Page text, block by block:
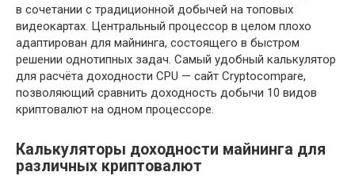
в сочетании с традиционной добычей на топовых
видеокартах. Центральный процессор в целом плохо
адаптирован для майнинга, состоящего в быстром
решении однотипных задач. Самый удобный калькулятор
для расчёта доходности CPU — сайт Cryptocompare,
позволяющий сравнить доходность добычи 10 видов
криптовалют на одном процессоре.
Калькуляторы доходности майнинга для
различных криптовалют